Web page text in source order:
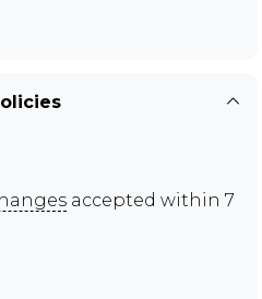
accepted within 7